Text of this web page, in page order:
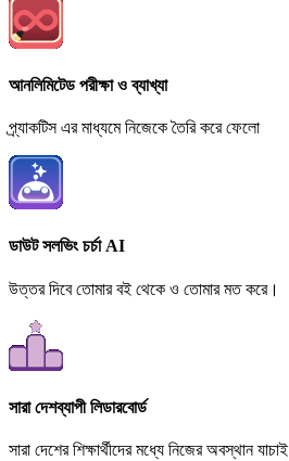
আনলিমিটেড পরীক্ষা ও ব্যাখ্যা
প্র্যাকটিস এর মাধ্যমে নিজেকে তৈরি করে ফেলো
ডাউট সলভিং চর্চা AI
উত্তর দিবে তোমার বই থেকে ও তোমার মত করে।
সারা দেশব্যাপী লিডারবোর্ড
সারা দেশের শিক্ষার্থীদের মধ্যে নিজের অবস্থান যাচাই